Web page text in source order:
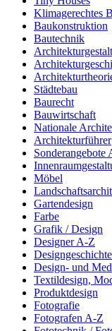
Klimagerechtes
Baukonstruktion
Bautechnik
Städtebau
Baurecht
Bauwirtschaft
Nationale
Architekturführer
Sonderangebote
Möbel
Gartendesign
Farbe
Grafik / Design
Designer A-Z
Designgeschichte
Design- und
Textildesign,
Produktdesign
Fotografie
Fotografen A-Z